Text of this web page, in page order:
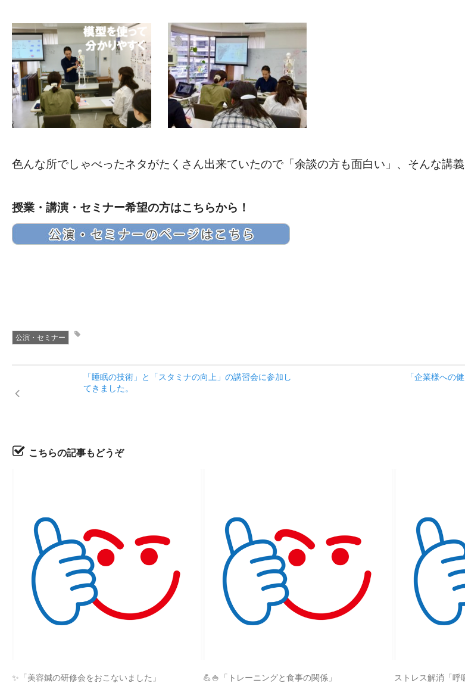
色んな所でしゃべったネタがたくさん出来ていたので「余談の方も面白い」、そんな講義
授業・講演・セミナー希望の方はこちらから！
公演・セミナー
「睡眠の技術」と「スタミナの向上」の講習会に参加し
てきました。
「企業様への
こちらの記事もどうぞ
✨「美容鍼の研修会をおこないました」 💪🍚「トレーニングと食事の関係」 ストレス解消「呼